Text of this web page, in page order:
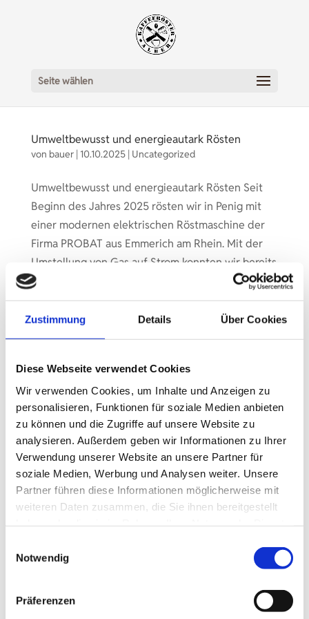
Zustimmung Details Über Cookies
Diese Webseite verwendet Cookies
Wir verwenden Cookies, um Inhalte und Anzeigen zu
personalisieren, Funktionen für soziale Medien anbieten
zu können und die Zugriffe auf unsere Website zu
analysieren. Außerdem geben wir Informationen zu Ihrer
Verwendung unserer Website an unsere Partner für
soziale Medien, Werbung und Analysen weiter. Unsere
Partner führen diese Informationen möglicherweise mit
weiteren Daten zusammen, die Sie ihnen bereitgestellt
Notwendig
Präferenzen
Seite wählen
Umweltbewusst und energieautark Rösten
von bauer| 10.10.2025| Uncategorized
Umweltbewusst und energieautark Rösten Seit
Beginn des Jahres 2025 rösten wir in Penig mit
einer modernen elektrischen Röstmaschine der
Firma PROBAT aus Emmerich am Rhein. Mit der
Umstellung von Gas auf Strom konnten wir bereits
die beim Rösten entstehenden Emissionen...
Neuer KOFFEIN² Espresso- unser „Crema-
Monster“
Neuer KOFFEIN² Espresso- unser „Crema-
Monster“ Coffea Canephora ist mehr als das
gering geschätzte botanische Pendant zur Coffea
Arabica. Speziell die Varietät Conilon, deren
genetischer Ursprung in Zentralafrika liegt, ist
eine alte Sorte, die schon vor...
KAFFEERÖSTER ALBER by karl.coffee GmbH Nach
Vorbereitung steht unser Umzug nach Penig